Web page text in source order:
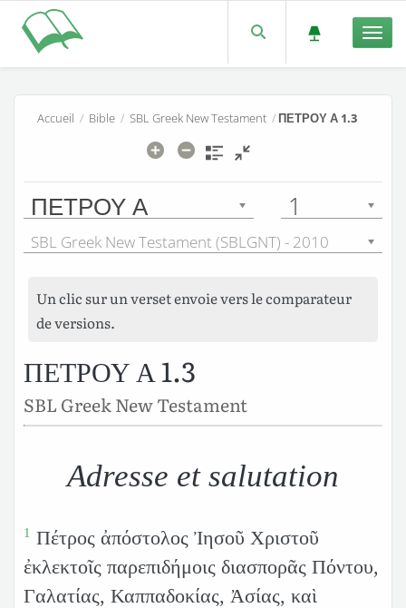
Accueil / Bible/ SBL Greek New Testament/ ΠΕΤΡΟΥ Α 1.3
ΠΕΤΡΟΥ Α 1
SBL Greek New Testament (SBLGNT) - 2010
Un clic sur un verset envoie vers le comparateur
de versions.
ΠΕΤΡΟΥ Α 1.3
SBL Greek New Testament
Adresse et salutation
1 Πέτρος ἀπόστολος Ἰησοῦ Χριστοῦ
ἐκλεκτοῖς παρεπιδήμοις διασπορᾶς Πόντου,
Γαλατίας, Καππαδοκίας, Ἀσίας, καὶ